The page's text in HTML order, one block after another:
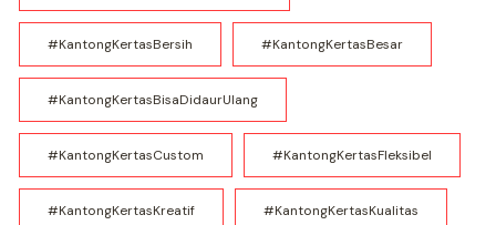
#KantongKertasBersih #KantongKertasBesar
#KantongKertasBisaDidaurUlang
#KantongKertasCustom #KantongKertasFleksibel
#KantongKertasKreatif #KantongKertasKualitas